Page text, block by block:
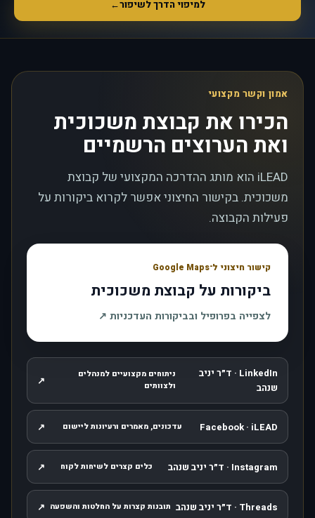
למיפוי הדרך לשיפור←
אמון וקשר מקצועי
הכירו את קבוצת משכוכית
ואת הערוצים הרשמיים
iLEAD הוא מותג ההדרכה המקצועי של קבוצת
משכוכית. בקישור החיצוני אפשר לקרוא ביקורות על
פעילות הקבוצה.
קישור חיצוני ל־Google Maps
ביקורות על קבוצת משכוכית
לצפייה בפרופיל ובביקורות העדכניות ↗
LinkedIn · ד״ר יניב
שנהב
ניתוחים מקצועיים למנהלים
ולצוותים
↗ , נפתח בחלון חדש
Facebook · iLEAD עדכונים, מאמרים ורעיונות ליישום ↗ , נפתח בחלון חדש
Instagram · ד״ר יניב שנהב כלים קצרים לשיחות לקוח ↗ , נפתח בחלון חדש
Threads · ד״ר יניב שנהב תובנות קצרות על החלטות והשפעה ↗ , נפתח בחלון חדש